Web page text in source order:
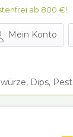
ab 800 €!
Mein Konto
Dips,